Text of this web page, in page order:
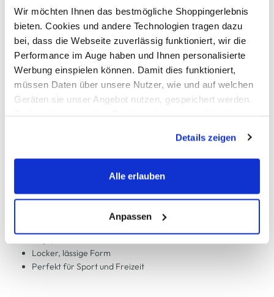
Wir möchten Ihnen das bestmögliche Shoppingerlebnis
bieten. Cookies und andere Technologien tragen dazu
bei, dass die Webseite zuverlässig funktioniert, wir die
Performance im Auge haben und Ihnen personalisierte
Werbung einspielen können. Damit dies funktioniert,
müssen Daten über unsere Nutzer, wie und auf welchen
Geräten sie unser Angebot nutzen, gespeichert werden.
werden, werden bei der Nutzung der Webseite auf jeden
Fall gesetzt. Cookies von Drittanbietern für Analyse- oder
Trackingzwecke werden nur dann aktiviert, wenn Sie das
erlauben" bzw. "Alle erlauben" klicken. Mehr dazu
(einschließlich der Möglichkeit, die Einwilligungserklärung
zu ändern oder zu widerrufen) erfahren Sie in unserem
Cookie-Hinweisbzw. derDatenschutzerklärung.
Details zeigen
Alle erlauben
Anpassen
Schneller DHL Versand: in 1–3 Werktagen
Kostenfreie Rücksendung innerhalb 14 Tage
Kostenlose Filiallieferung in Ihre Wunschfiliale
Sportliche Shorts von Grinario Sports
Elastischer Gummibund mit Kordelzug
Locker, lässige Form
Perfekt für Sport und Freizeit